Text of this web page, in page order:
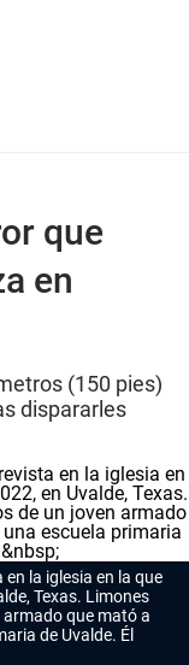
que
en
(150 pies)
dispararles
la iglesia en la que
Texas. Limones
que mató a
de Uvalde. Él